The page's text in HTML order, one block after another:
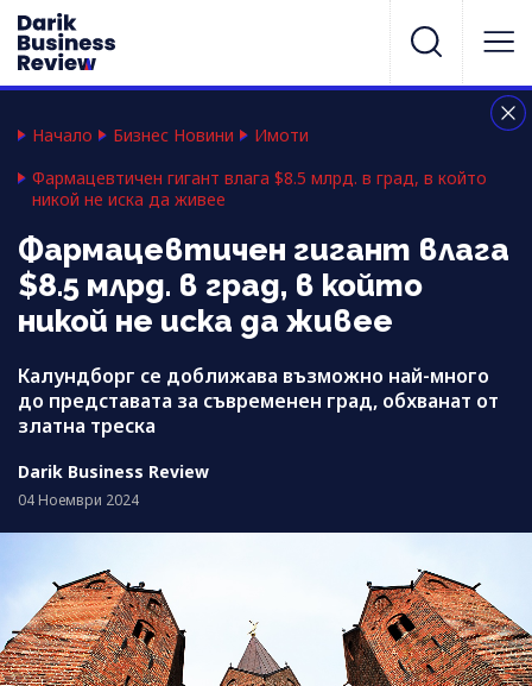
Начало Бизнес Новини
Имоти
Фармацевтичен гигант влага $8.5 млрд. в град, в който
никой не иска да живее
Фармацевтичен гигант влага
$8.5 млрд. в град, в който
никой не иска да живее
Калундборг се доближава възможно най-много
до представата за съвременен град, обхванат от
златна треска
Darik Business Review
04 Ноември 2024